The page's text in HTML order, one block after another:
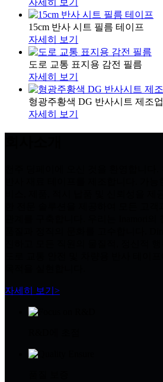
자세히 보기
15cm 반사 시트 필름 테이프
자세히 보기
도로 교통 표지용 감전 필름
자세히 보기
형광주황색 DG 반사시트 제조업
자세히 보기
자세히 보기>